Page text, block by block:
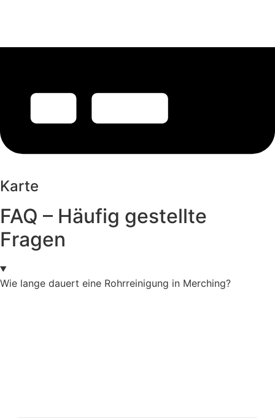
Karte
FAQ – Häufig gestellte
Fragen
Wie lange dauert eine Rohrreinigung in Merching?